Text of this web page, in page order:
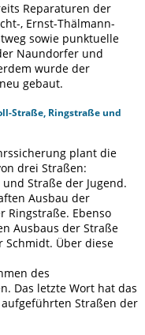
Reparaturen der
, Ernst-Thälmann-
sowie punktuelle
Naundorfer und
wurde der
gebaut.
Straße, Ringstraße und
plant die
drei Straßen:
Straße der Jugend.
Ausbau der
Ringstraße. Ebenso
Ausbaus der Straße
Schmidt. Über diese
des
Das letzte Wort hat das
Straßen der